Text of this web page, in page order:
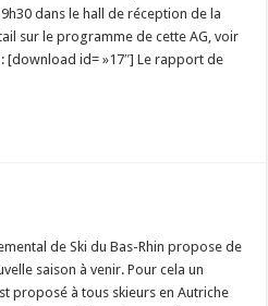
dans le hall de réception de la
sur le programme de cette AG, voir
[download id= »17″] Le rapport de
de Ski du Bas-Rhin propose de
saison à venir. Pour cela un
proposé à tous skieurs en Autriche